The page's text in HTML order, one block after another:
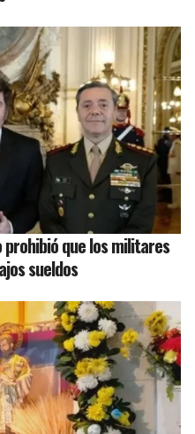
prohibió que los militares
sueldos